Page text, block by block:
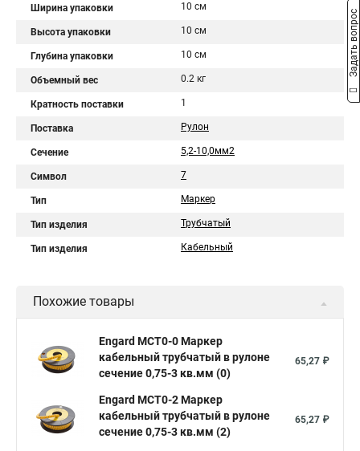
Ширина упаковки 10 см
Высота упаковки 10 см
Глубина упаковки 10 см
Объемный вес 0.2 кг
Кратность поставки 1
Поставка Рулон
Сечение 5,2-10,0мм2
Символ 7
Тип Маркер
Тип изделия Трубчатый
Тип изделия Кабельный
Похожие товары
Engard MCT0-0 Маркер
кабельный трубчатый в рулоне
сечение 0,75-3 кв.мм (0)
65,27 ₽
Engard MCT0-2 Маркер
кабельный трубчатый в рулоне
сечение 0,75-3 кв.мм (2)
65,27 ₽
Задать вопрос